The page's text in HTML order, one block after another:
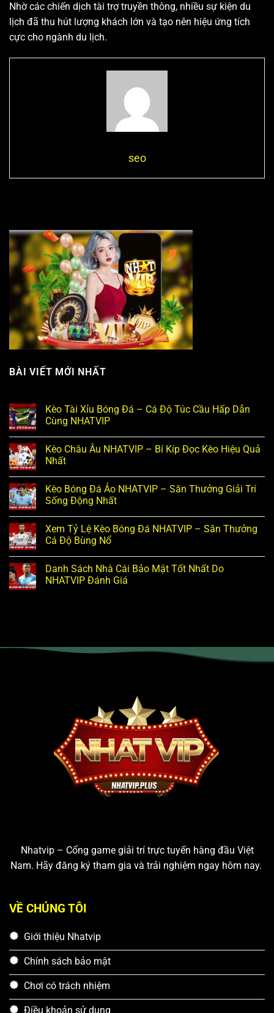
Nhờ các chiến dịch tài trợ truyền thông, nhiều sự kiện du
lịch đã thu hút lượng khách lớn và tạo nên hiệu ứng tích
cực cho ngành du lịch.
seo
BÀI VIẾT MỚI NHẤT
Kèo Tài Xỉu Bóng Đá – Cá Độ Túc Cầu Hấp Dẫn
Cùng NHATVIP
Kèo Châu Âu NHATVIP – Bí Kíp Đọc Kèo Hiệu Quả
Nhất
Kèo Bóng Đá Ảo NHATVIP – Săn Thưởng Giải Trí
Sống Động Nhất
Xem Tỷ Lệ Kèo Bóng Đá NHATVIP – Săn Thưởng
Cá Độ Bùng Nổ
Danh Sách Nhà Cái Bảo Mật Tốt Nhất Do
NHATVIP Đánh Giá
Nhatvip – Cổng game giải trí trực tuyến hàng đầu Việt
Nam. Hãy đăng ký tham gia và trải nghiệm ngay hôm nay.
VỀ CHÚNG TÔI
Giới thiệu Nhatvip
Chính sách bảo mật
Chơi có trách nhiệm
Điều khoản sử dụng